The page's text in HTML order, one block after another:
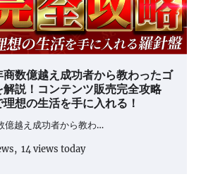
商数億越え成功者から教わったゴ
説！コンテンツ販売完全攻略
想の生活を手に入れる！
億越え成功者から教わ…
14 views today